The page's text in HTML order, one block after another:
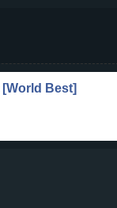
[World Best]